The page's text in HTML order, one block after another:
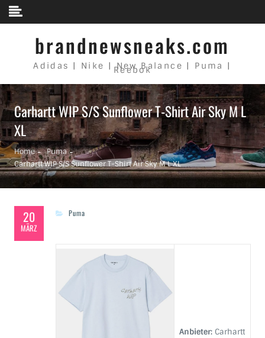
Skip to content
brandnewsneaks.com
Adidas | Nike | New Balance | Puma |
Reebok
Carhartt WIP S/S Sunflower T-Shirt Air Sky M L
XL
Home
Puma
Carhartt WIP S/S Sunflower T-Shirt Air Sky M L XL
20
MÄRZ
Puma
Anbieter: Carhartt